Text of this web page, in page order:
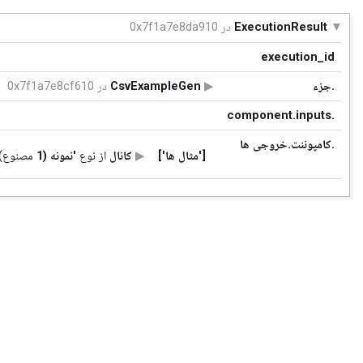
ExecutionResult در 0x7f1a7e8da910
execution_id
.جزء
CsvExampleGen در 0x7f1a7e8cf610
.component.inputs
.کامپوننت.خروجی ها
['مثال ها'] کانال از نوع 'نمونه (1